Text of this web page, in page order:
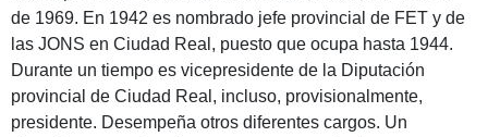
de 1969. En 1942 es nombrado jefe provincial de FET y de
las JONS en Ciudad Real, puesto que ocupa hasta 1944.
Durante un tiempo es vicepresidente de la Diputación
provincial de Ciudad Real, incluso, provisionalmente,
presidente. Desempeña otros diferentes cargos. Un